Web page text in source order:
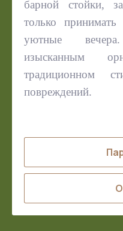
барной стойки,
только
уютные
изысканным
традиционном
повреждений.